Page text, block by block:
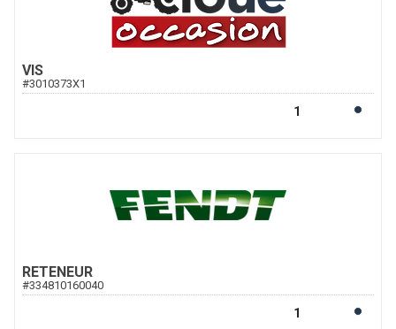
VIS
#3010373X1
RETENEUR
#334810160040